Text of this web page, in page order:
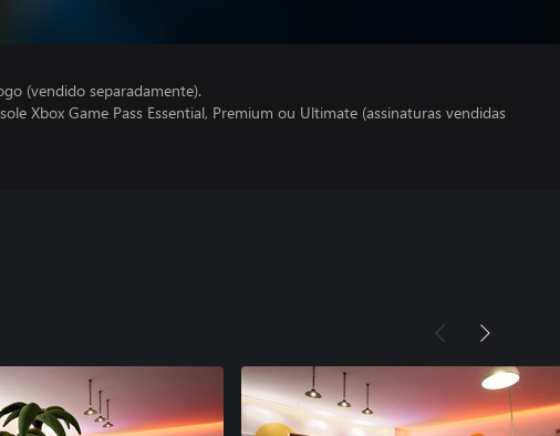
(vendido separadamente).
Xbox Game Pass Essential, Premium ou Ultimate (assinaturas vendidas